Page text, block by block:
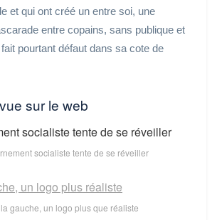
et qui ont créé un entre soi, une
entre copains, sans publique et
pourtant défaut dans sa cote de
sur le web
socialiste tente de se réveiller
gauche, un logo plus que réaliste